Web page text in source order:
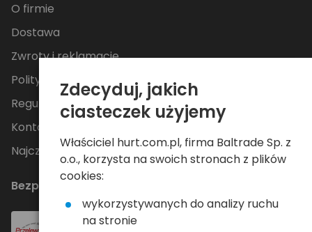
O firmie
Dostawa
Zwroty i reklamacje
Polityka Prywatności
Regulamin
Kontakt
Najczęściej zadawane pytania
Bezpieczne płatności
Zdecyduj, jakich
ciasteczek użyjemy
Właściciel hurt.com.pl, firma Baltrade Sp. z
o.o., korzysta na swoich stronach z plików
cookies:
wykorzystywanych do analizy ruchu
na stronie